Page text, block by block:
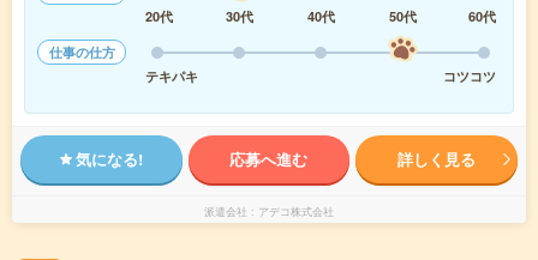
20代
30代 40代 50代
60代
仕事の仕方
テキパキ
コツコツ
気になる! 応募へ進む 詳しく見る
派遣会社 アデコ株式会社